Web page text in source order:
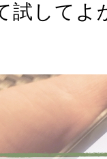
試してよ